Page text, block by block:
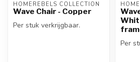
HOMEREBELS COLLECTION
Wave Chair - Copper
Per stuk verkrijgbaar.
Per